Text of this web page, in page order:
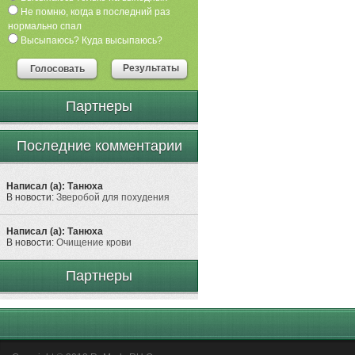
Не помню, когда в последний раз
нормально спал
Высыпаюсь? Куда высыпаюсь?
Голосовать Результаты
Партнеры
Последние комментарии
Написал (а): Танюха
В новости: Зверобой для похудения
Написал (а): Танюха
В новости: Очищение крови
Партнеры